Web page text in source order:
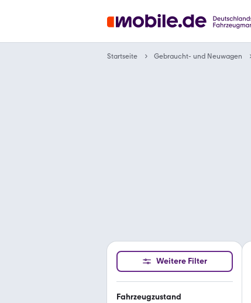
Startseite Gebraucht- und Neuwagen
Weitere Filter
Fahrzeugzustand